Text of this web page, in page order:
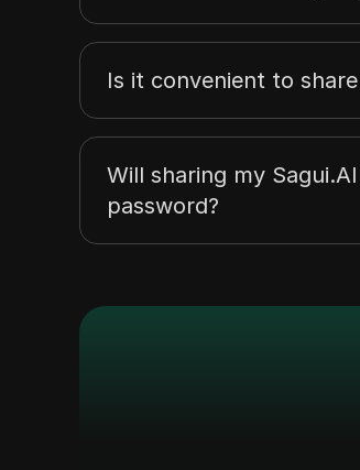
Is it convenient to
Will sharing my
password?